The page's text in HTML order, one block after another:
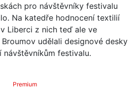
pro návštěvníky festivalu
Na katedře hodnocení textilií
Liberci z nich teď ale ve
udělali designové desky
festivalu.
Premium